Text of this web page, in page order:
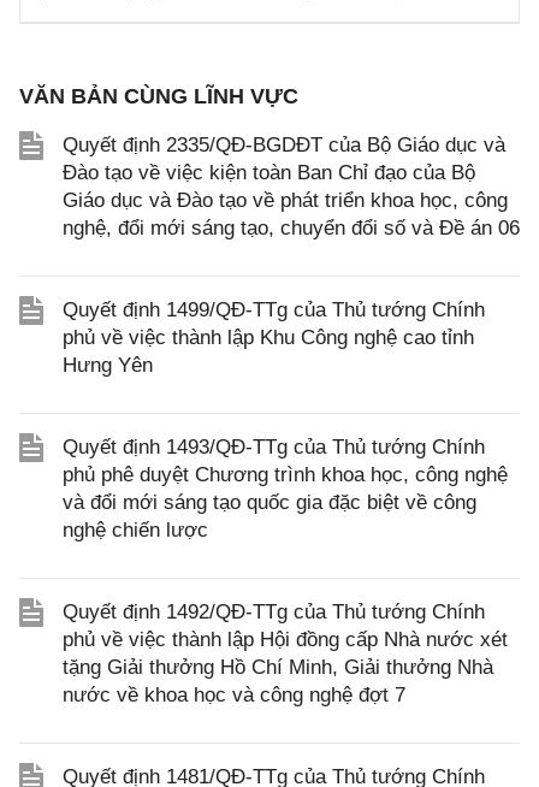
VĂN BẢN CÙNG LĨNH VỰC
Quyết định 2335/QĐ-BGDĐT của Bộ Giáo dục và
Đào tạo về việc kiện toàn Ban Chỉ đạo của Bộ
Giáo dục và Đào tạo về phát triển khoa học, công
nghệ, đổi mới sáng tạo, chuyển đổi số và Đề án 06
Quyết định 1499/QĐ-TTg của Thủ tướng Chính
phủ về việc thành lập Khu Công nghệ cao tỉnh
Hưng Yên
Quyết định 1493/QĐ-TTg của Thủ tướng Chính
phủ phê duyệt Chương trình khoa học, công nghệ
và đổi mới sáng tạo quốc gia đặc biệt về công
nghệ chiến lược
Quyết định 1492/QĐ-TTg của Thủ tướng Chính
phủ về việc thành lập Hội đồng cấp Nhà nước xét
tặng Giải thưởng Hồ Chí Minh, Giải thưởng Nhà
nước về khoa học và công nghệ đợt 7
Quyết định 1481/QĐ-TTg của Thủ tướng Chính